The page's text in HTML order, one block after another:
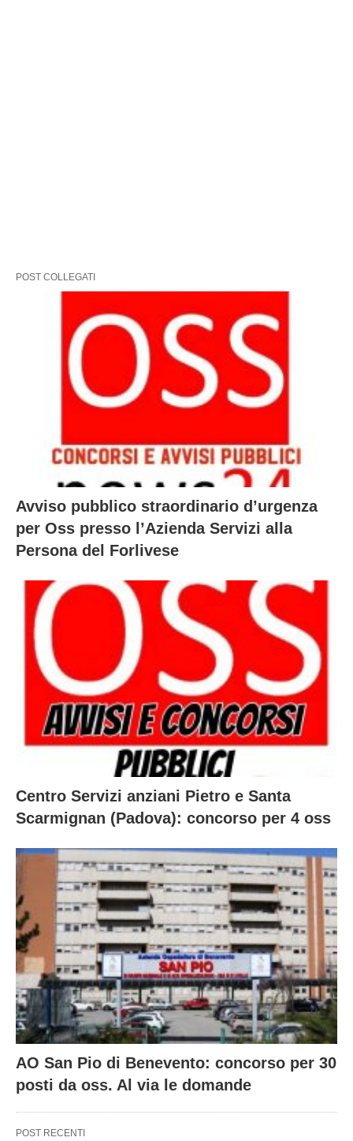
POST COLLEGATI
Avviso pubblico straordinario d’urgenza
per Oss presso l’Azienda Servizi alla
Persona del Forlivese
Centro Servizi anziani Pietro e Santa
Scarmignan (Padova): concorso per 4 oss
AO San Pio di Benevento: concorso per 30
posti da oss. Al via le domande
POST RECENTI